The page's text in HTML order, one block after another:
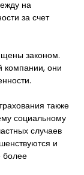
на
за счет
законом.
компании, они
также
социальному
случаев
и
более